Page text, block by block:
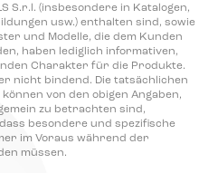
S.r.l. (insbesondere in Katalogen,
usw.) enthalten sind, sowie
und Modelle, die dem Kunden
haben lediglich informativen,
Charakter für die Produkte.
nicht bindend. Die tatsächlichen
von den obigen Angaben,
zu betrachten sind,
besondere und spezifische
im Voraus während der
müssen.